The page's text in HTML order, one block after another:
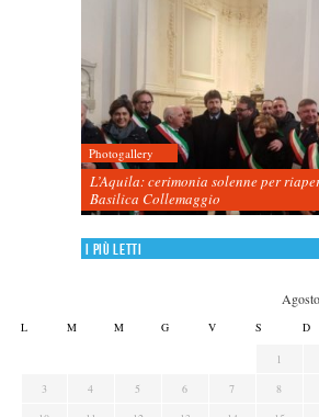
Photogallery
L’Aquila: cerimonia solenne per
Basilica Collemaggio
I più letti
L M M G V S D
1
3
4 5 6 7 8